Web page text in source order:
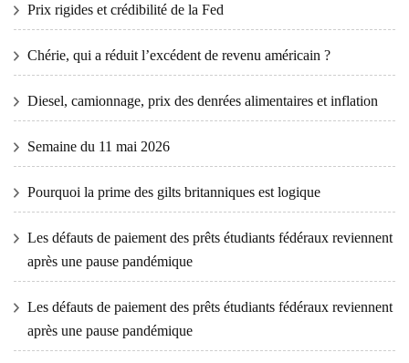
Prix ​​​​rigides et crédibilité de la Fed
Chérie, qui a réduit l’excédent de revenu américain ?
Diesel, camionnage, prix des denrées alimentaires et inflation
Semaine du 11 mai 2026
Pourquoi la prime des gilts britanniques est logique
Les défauts de paiement des prêts étudiants fédéraux reviennent
après une pause pandémique
Les défauts de paiement des prêts étudiants fédéraux reviennent
après une pause pandémique